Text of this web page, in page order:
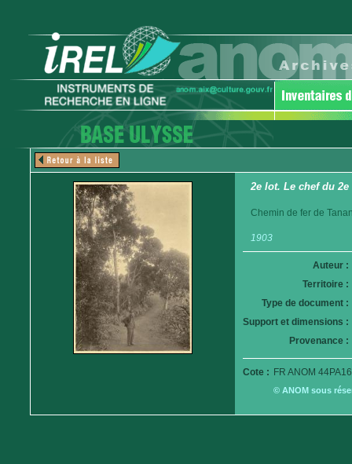
2e lot. Le chef du
Chemin de fer de
1903
Auteur :
Territoire :
Type de document :
Support et dimensions :
Provenance :
Cote : FR ANOM
© ANOM sous